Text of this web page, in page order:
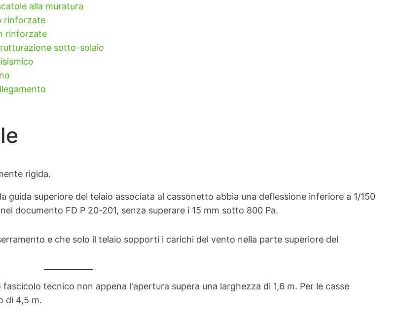
alla muratura
rinforzate
rinforzate
sotto-solaio
rigida.
guida superiore del telaio associata al cassonetto abbia una deflessione inferiore a 1/150
documento FD P 20-201, senza superare i 15 mm sotto 800 Pa.
e che solo il telaio sopporti i carichi del vento nella parte superiore del
tecnico non appena l'apertura supera una larghezza di 1,6 m. Per le casse
di 4,5 m.